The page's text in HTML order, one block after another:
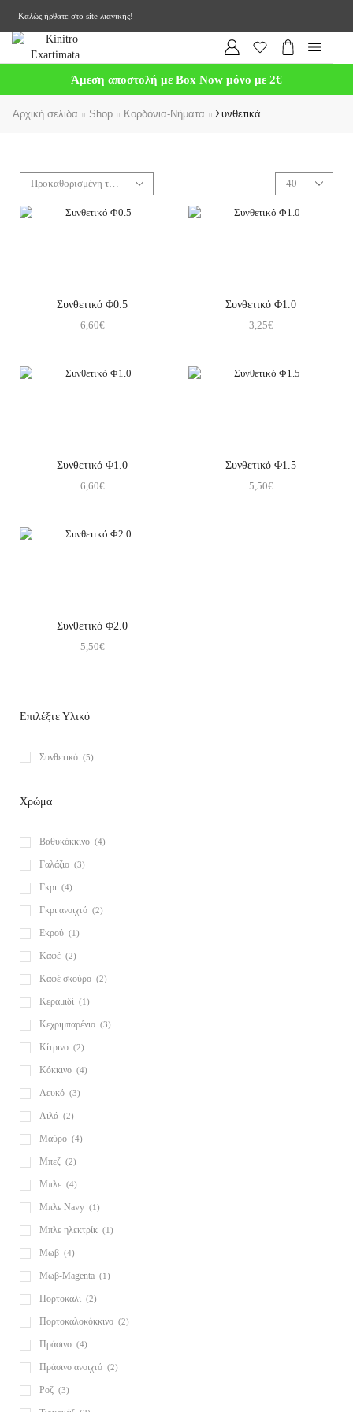
Καλώς ήρθατε στο site λιανικής!
Άμεση αποστολή με Box Now μόνο με 2€
Αρχική σελίδα Shop Κορδόνια-Νήματα Συνθετικά
Συνθετικό Φ0.5
6,60€
Συνθετικό Φ1.0
3,25€
Συνθετικό Φ1.0
6,60€
Συνθετικό Φ1.5
5,50€
Συνθετικό Φ2.0
5,50€
Επιλέξτε Υλικό
Συνθετικό (5)
Χρώμα
Βαθυκόκκινο (4)
Γαλάζιο (3)
Γκρι (4)
Γκρι ανοιχτό (2)
Εκρού (1)
Καφέ (2)
Καφέ σκούρο (2)
Κεραμιδί (1)
Κεχριμπαρένιο (3)
Κίτρινο (2)
Κόκκινο (4)
Λευκό (3)
Λιλά (2)
Μαύρο (4)
Μπεζ (2)
Μπλε (4)
Μπλε Navy (1)
Μπλε ηλεκτρίκ (1)
Μωβ (4)
Μωβ-Magenta (1)
Πορτοκαλί (2)
Πορτοκαλοκόκκινο (2)
Πράσινο (4)
Πράσινο ανοιχτό (2)
Ροζ (3)